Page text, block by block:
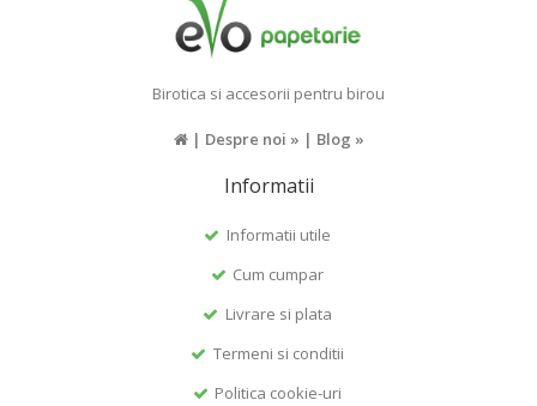
Birotica si accesorii pentru birou
| Despre noi » | Blog »
Informatii
Informatii utile
Cum cumpar
Livrare si plata
Termeni si conditii
Politica cookie-uri